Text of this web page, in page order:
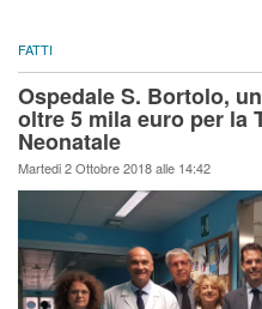
FATTI
Ospedale S. Bortolo,
oltre 5 mila euro per la
Neonatale
Martedi 2 Ottobre 2018 alle 14:42